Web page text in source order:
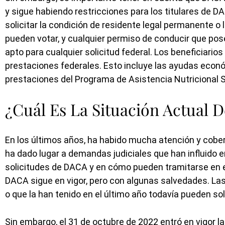
y sigue habiendo restricciones para los titulares de
solicitar la condición de residente legal permanente o
pueden votar, y cualquier permiso de conducir que
apto para cualquier solicitud federal. Los
prestaciones federales. Esto incluye las ayudas
prestaciones del Programa de Asistencia Nutricional
¿Cuál Es La Situación Actual
En los últimos años, ha habido mucha atención y
ha dado lugar a demandas judiciales que han influido
solicitudes de DACA y en cómo pueden tramitarse
DACA sigue en vigor, pero con algunas salvedades.
o que la han tenido en el último año todavía pueden
Sin embargo, el 31 de octubre de 2022 entró en vigor
Cariñosa, orientada a objetivos
profesional.
Rosina me ayudó a obtener la
verde en sólo cuatro meses. Fue
profesional en el tratamiento de
caso, lo que conduj(...)
LE